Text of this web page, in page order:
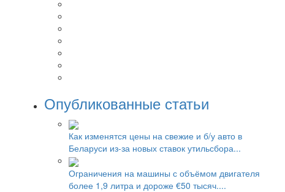
Опубликованные статьи
Как изменятся цены на свежие и б/у авто в
Беларуси из-за новых ставок утильсбора...
Ограничения на машины с объёмом двигателя
более 1,9 литра и дороже €50 тысяч....